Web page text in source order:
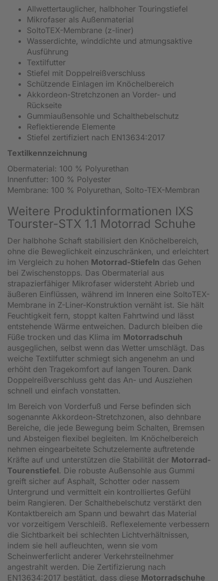
Allwettertauglicher, halbhoher Touringstiefel
Mikrofaser als Außenmaterial
SoltoTEX-Membrane (z-liner)
Wasserdichte, winddichte und atmungsaktive
Ausführung
Textilfutter
Stiefel mit Doppelreißverschluss
Schützende Einlagen im Knöchelbereich
Akkordeon-Stretchzonen an Vorder- und
Rückseite
Gummiaußensohle und Schalthebelschutz
Reflektierende Elemente
Stiefel zertifiziert nach EN13634:2017
Textilkennzeichnung
Obermaterial: 100 % Polyurethan
Innenfutter: 100 % Polyester
Membrane: 100 % Polyurethan, Solto-TEX-Membran
Weitere Produktinformationen IXS
Tourster-STX 1.1 Motorrad Schuhe
Der halbhohe Schaft stabilisiert den Knöchelbereich,
ohne die Beweglichkeit einzuschränken, und erleichtert
im Vergleich zu hohen Motorrad-Stiefeln das Gehen
bei Zwischenstopps. Das Obermaterial aus
strapazierfähiger Mikrofaser widersteht Abrieb und
äußeren Einflüssen, während im Inneren eine SoltoTEX-
Membrane in Z-Liner-Konstruktion vernäht ist. Sie hält
Feuchtigkeit fern, stoppt kalten Fahrtwind und lässt
entstehende Wärme entweichen. Dadurch bleiben die
Füße trocken und das Klima im Motorradschuh
ausgeglichen, selbst wenn das Wetter umschlägt. Das
weiche Textilfutter schmiegt sich angenehm an und
erhöht den Tragekomfort auf langen Touren. Dank
Doppelreißverschluss geht das An- und Ausziehen
schnell und einfach vonstatten.
Im Bereich von Vorderfuß und Ferse befinden sich
sogenannte Akkordeon-Stretchzonen, also dehnbare
Bereiche, die jede Bewegung beim Schalten, Bremsen
und Absteigen flexibel begleiten. Im Knöchelbereich
nehmen eingearbeitete Schutzelemente auftretende
Kräfte auf und unterstützen die Stabilität der Motorrad-
Tourenstiefel. Die robuste Außensohle aus Gummi
greift sicher auf Asphalt, Schotter oder nassem
Untergrund und vermittelt ein kontrolliertes Gefühl
beim Rangieren. Der Schalthebelschutz verstärkt den
Kontaktbereich am Spann und bewahrt das Material
vor vorzeitigem Verschleiß. Reflexelemente verbessern
die Sichtbarkeit bei schlechten Lichtverhältnissen,
indem sie hell aufleuchten, wenn sie vom
Scheinwerferlicht anderer Verkehrsteilnehmer
angestrahlt werden. Die Zertifizierung nach
EN13634:2017 bestätigt, dass diese Motorradschuhe